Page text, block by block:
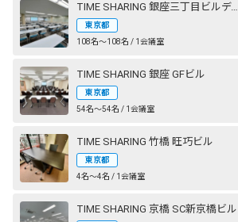
TIME SHARING 銀座三丁目ビルディング
東京都
108名〜108名 / 1会議室
TIME SHARING 銀座 GFビル
東京都
54名〜54名 / 1会議室
TIME SHARING 竹橋 旺巧ビル
東京都
4名〜4名 / 1会議室
TIME SHARING 京橋 SC新京橋ビル